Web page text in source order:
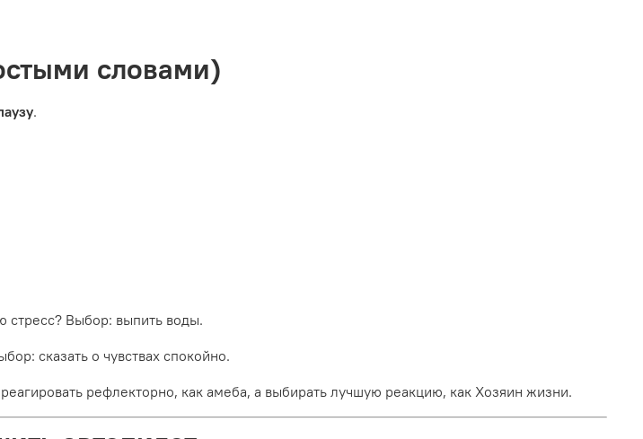
словами)
.
стресс? Выбор: выпить воды.
сказать о чувствах спокойно.
рефлекторно, как амеба, а выбирать лучшую реакцию, как Хозяин жизни.